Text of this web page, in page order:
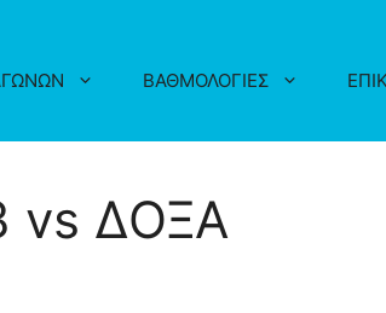
ΒΑΘΜΟΛΟΓΙΕΣ
vs ΔΟΞΑ